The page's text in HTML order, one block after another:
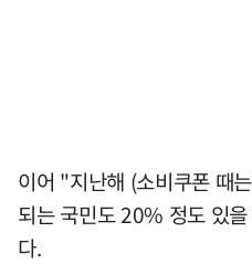
이어 "지난해 (소비쿠폰 때
되는 국민도 20% 정도 있
다.